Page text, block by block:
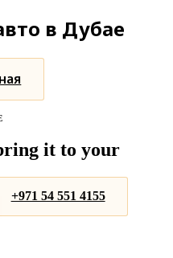
в Дубае
it to your
+971 54 551 4155